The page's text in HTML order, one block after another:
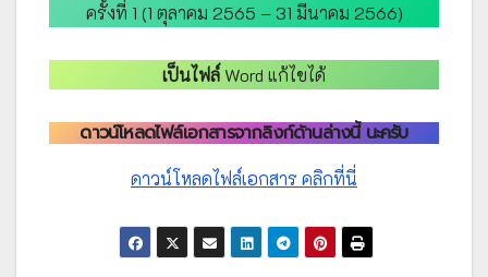
ครั้งที่ 1 (1 ตุลาคม 2565 – 31 มีนาคม 2566)
เป็นไฟล์ Word แก้ไขได้
ดาวน์โหลดไฟล์เอกสารจากลิงก์ด้านล่างนี้ นะครับ
ดาวน์โหลดไฟล์เอกสาร คลิกที่นี่